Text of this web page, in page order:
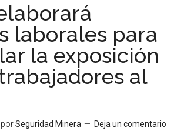
laborales para
la exposición
al
porSeguridad Minera Deja un comentario